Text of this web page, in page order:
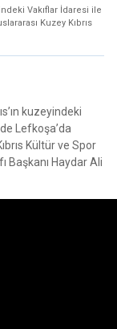
Vakıflar İdaresi ile
Kuzey Kıbrıs
kuzeyindeki
Lefkoşa’da
Kültür ve Spor
Başkanı Haydar Ali